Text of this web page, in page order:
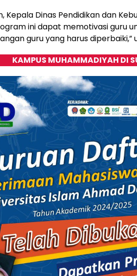
Kepala Dinas Pendidikan dan
ini dapat memotivasi guru
guru yang harus diperbaiki,”
KAMPUS MUHAMMADIYAH DI